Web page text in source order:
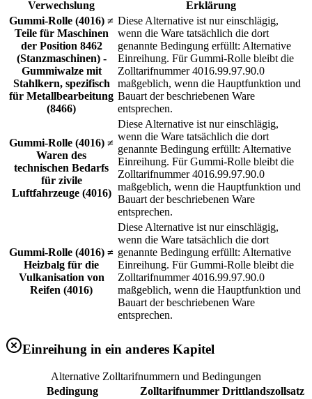
Verwechslung
Erklärung
Gummi-Rolle (4016) ≠
Teile für Maschinen
der Position 8462
(Stanzmaschinen) -
Gummiwalze mit
Stahlkern, spezifisch
für Metallbearbeitung
(8466)
Diese Alternative ist nur einschlägig,
wenn die Ware tatsächlich die dort
genannte Bedingung erfüllt: Alternative
Einreihung. Für Gummi-Rolle bleibt die
Zolltarifnummer 4016.99.97.90.0
maßgeblich, wenn die Hauptfunktion und
Bauart der beschriebenen Ware
entsprechen.
Gummi-Rolle (4016) ≠
Waren des
technischen Bedarfs
für zivile
Luftfahrzeuge (4016)
Diese Alternative ist nur einschlägig,
wenn die Ware tatsächlich die dort
genannte Bedingung erfüllt: Alternative
Einreihung. Für Gummi-Rolle bleibt die
Zolltarifnummer 4016.99.97.90.0
maßgeblich, wenn die Hauptfunktion und
Bauart der beschriebenen Ware
entsprechen.
Gummi-Rolle (4016) ≠
Heizbalg für die
Vulkanisation von
Reifen (4016)
Diese Alternative ist nur einschlägig,
wenn die Ware tatsächlich die dort
genannte Bedingung erfüllt: Alternative
Einreihung. Für Gummi-Rolle bleibt die
Zolltarifnummer 4016.99.97.90.0
maßgeblich, wenn die Hauptfunktion und
Bauart der beschriebenen Ware
entsprechen.
Einreihung in ein anderes Kapitel
Alternative Zolltarifnummern und Bedingungen
Bedingung
Zolltarifnummer Drittlandszollsatz